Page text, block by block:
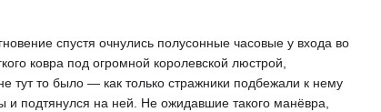
спустя очнулись полусонные часовые у входа во
ковра под огромной королевской люстрой,
тут то было — как только стражники подбежали к нему
и подтянулся на ней. Не ожидавшие такого манёвра,